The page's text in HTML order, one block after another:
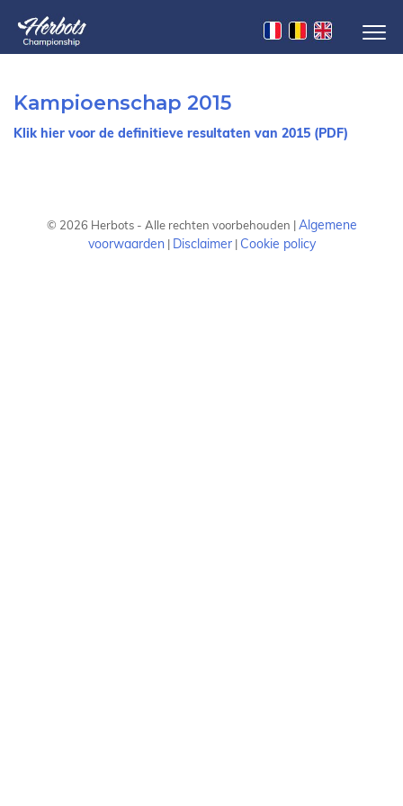
Kampioenschap 2015
Klik hier voor de definitieve resultaten van 2015 (PDF)
© 2026 Herbots - Alle rechten voorbehouden |Algemene
voorwaarden| Disclaimer| Cookie policy